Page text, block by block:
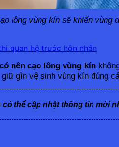
lông vùng kín sẽ khiến vùng
quan hệ trước hôn nhân
có nên cạo lông vùng kín
gìn vệ sinh vùng kín đúng
thể cập nhật thông tin mới